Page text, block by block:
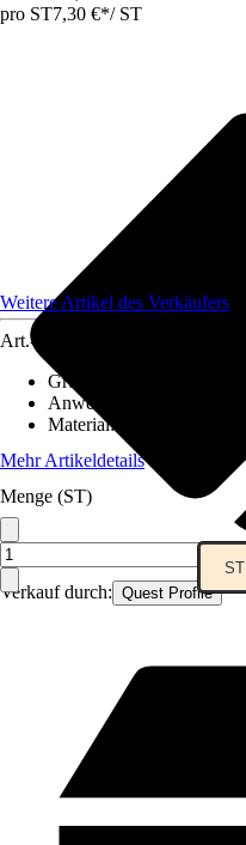
pro ST7,30 €*/ ST
Verkauf durch: Quest Profile
Weitere Artikel des Verkäufers
Art.-Nr.
Grundfarbe
Anwendungsbereich
Material:
Mehr Artikeldetails
Menge (ST)
ST